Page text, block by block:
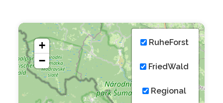
+
−
RuheForst
FriedWald
Regional